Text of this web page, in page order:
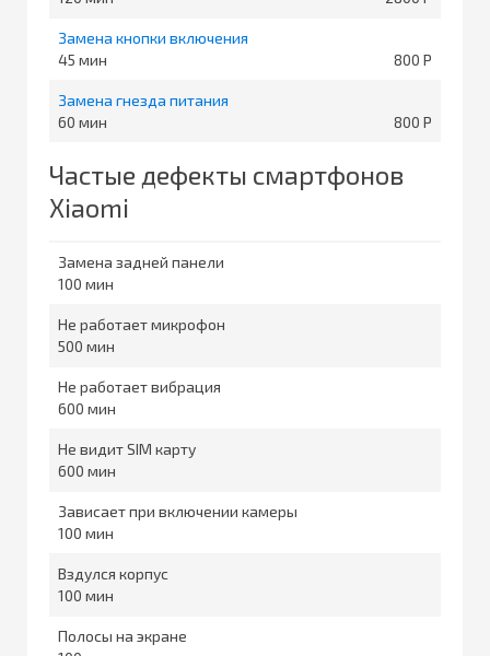
Замена кнопки включения
45
800
Замена гнезда питания
60
800
Частые дефекты смартфонов
Xiaomi
Замена задней панели
100
Не работает микрофон
500
Не работает вибрация
600
Не видит SIM карту
600
Зависает при включении камеры
100
Вздулся корпус
100
Полосы на экране